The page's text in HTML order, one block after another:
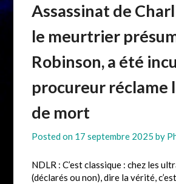
Assassinat de
le meurtrier
Robinson, a été
procureur réclame
de mort
Posted on 17 septembre 2025 by
NDLR : C’est classique : chez les
(déclarés ou non), dire la vérité,